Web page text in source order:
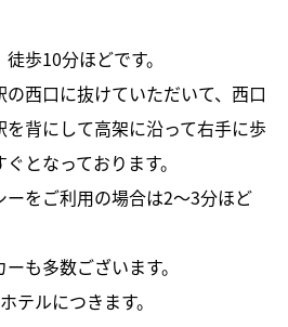
歩10分ほどです。
西口に抜けていただいて、西口
を背にして高架に沿って右手に歩
となっております。
ーをご利用の場合は2～3分ほど
も多数ございます。
テルにつきます。